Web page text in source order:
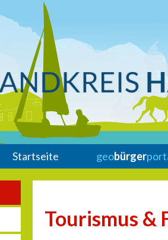
Startseite geobürger
Tourismus &